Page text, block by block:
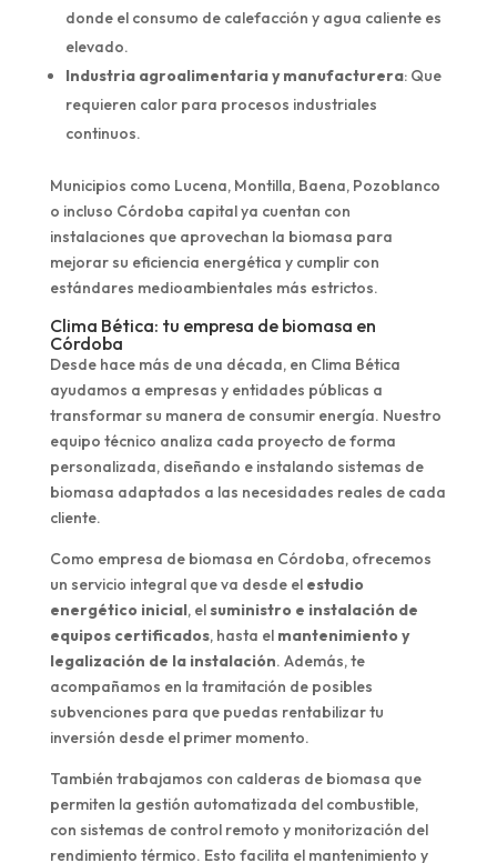
donde el consumo de calefacción y agua caliente es
elevado.
Industria agroalimentaria y manufacturera: Que
requieren calor para procesos industriales
continuos.
Municipios como Lucena, Montilla, Baena, Pozoblanco
o incluso Córdoba capital ya cuentan con
instalaciones que aprovechan la biomasa para
mejorar su eficiencia energética y cumplir con
estándares medioambientales más estrictos.
Clima Bética: tu empresa de biomasa en
Córdoba
Desde hace más de una década, en Clima Bética
ayudamos a empresas y entidades públicas a
transformar su manera de consumir energía. Nuestro
equipo técnico analiza cada proyecto de forma
personalizada, diseñando e instalando sistemas de
biomasa adaptados a las necesidades reales de cada
cliente.
Como empresa de biomasa en Córdoba, ofrecemos
un servicio integral que va desde el estudio
energético inicial, elsuministro e instalación de
equipos certificados, hasta el mantenimiento y
legalización de la instalación. Además, te
acompañamos en la tramitación de posibles
subvenciones para que puedas rentabilizar tu
inversión desde el primer momento.
También trabajamos con calderas de biomasa que
permiten la gestión automatizada del combustible,
con sistemas de control remoto y monitorización del
rendimiento térmico. Esto facilita el mantenimiento y